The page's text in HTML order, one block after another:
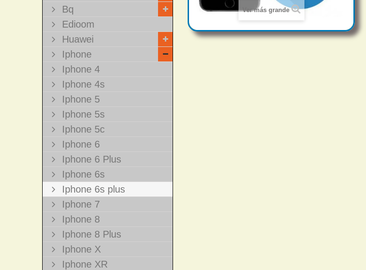
Bq
Edioom
Huawei
Iphone
Iphone 4
Iphone 4s
Iphone 5
Iphone 5s
Iphone 5c
Iphone 6
Iphone 6 Plus
Iphone 6s
Iphone 6s plus
Iphone 7
Iphone 8
Iphone 8 Plus
Iphone X
Iphone XR
Ver más grande